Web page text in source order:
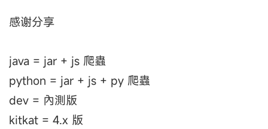
感谢分享
java = jar + js 爬蟲
python = jar + js + py 爬蟲
dev = 內測版
kitkat = 4.x 版